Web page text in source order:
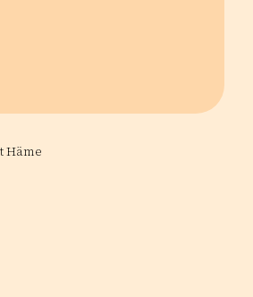
uudessa ikkunassa
uudessa ikkunassa
uudessa
avautuu uudessa
Häme